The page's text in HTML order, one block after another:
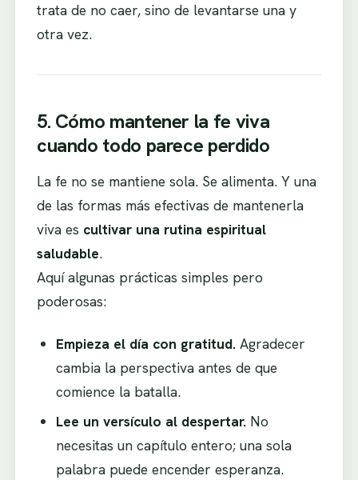
trata de no caer, sino de levantarse una y
otra vez.
5. Cómo mantener la fe viva
cuando todo parece perdido
La fe no se mantiene sola. Se alimenta. Y una
de las formas más efectivas de mantenerla
viva es cultivar una rutina espiritual
saludable.
Aquí algunas prácticas simples pero
poderosas:
Empieza el día con gratitud. Agradecer
cambia la perspectiva antes de que
comience la batalla.
Lee un versículo al despertar. No
necesitas un capítulo entero; una sola
palabra puede encender esperanza.